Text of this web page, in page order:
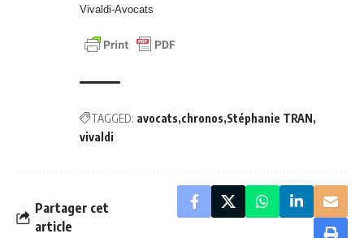
Vivaldi-Avocats
TAGGED: avocats chronos Stéphanie TRAN
vivaldi
Partager cet
article